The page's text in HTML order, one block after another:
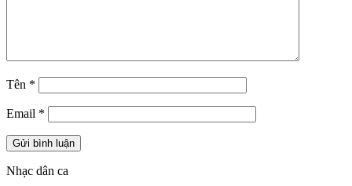
Tên *
Email *
Nhạc dân ca